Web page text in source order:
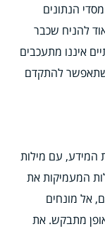
הנתונים
להניח שכבר
איננו מתעכבים
שתאפשר להתקדם
המידע, עם מילות
המעמיקות את
אל מונחים
מתבקש. את